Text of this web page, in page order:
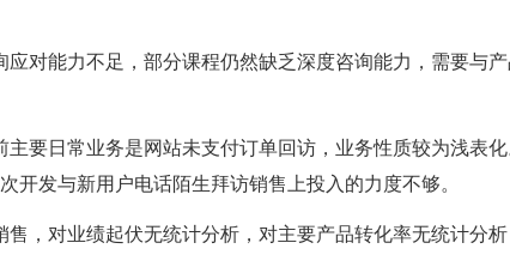
应对能力不足，部分课程仍然缺乏深度咨询能力，需要与
主要日常业务是网站未支付订单回访，业务性质较为浅表
开发与新用户电话陌生拜访销售上投入的力度不够。
售，对业绩起伏无统计分析，对主要产品转化率无统计分析